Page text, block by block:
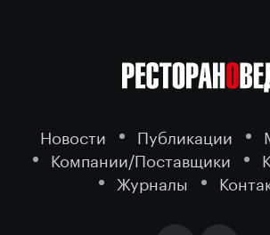
Новости Публикации
Компании/Поставщики
Журналы